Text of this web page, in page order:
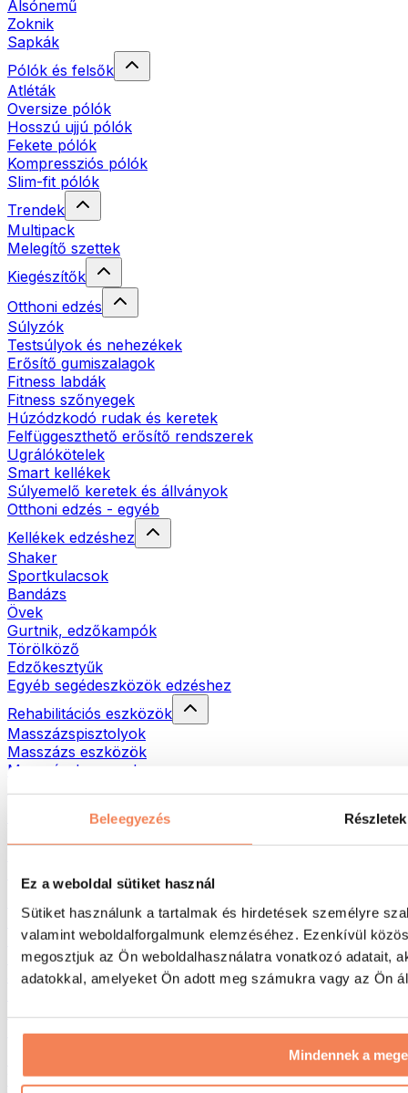
Beleegyezés Részletek
Ez a weboldal sütiket használ
Sütiket használunk a tartalmak és hirdetések személyre
valamint weboldalforgalmunk elemzéséhez. Ezenkívül
megosztjuk az Ön weboldalhasználatra vonatkozó adatait,
adatokkal, amelyeket Ön adott meg számukra vagy az Ön
Mindennek a
Alsónemű
Zoknik
Sapkák
Pólók és felsők
Atléták
Oversize pólók
Hosszú ujjú pólók
Fekete pólók
Kompressziós pólók
Slim-fit pólók
Trendek
Multipack
Melegítő szettek
Kiegészítők
Otthoni edzés
Súlyzók
Testsúlyok és nehezékek
Erősítő gumiszalagok
Fitness labdák
Fitness szőnyegek
Húzódzkodó rudak és keretek
Felfüggeszthető erősítő rendszerek
Ugrálókötelek
Smart kellékek
Súlyemelő keretek és állványok
Otthoni edzés - egyéb
Kellékek edzéshez
Shaker
Sportkulacsok
Bandázs
Övek
Gurtnik, edzőkampók
Törölköző
Edzőkesztyűk
Egyéb segédeszközök edzéshez
Rehabilitációs eszközök
Masszázspisztolyok
Masszázs eszközök
Masszázshengerek
Táskák & hátizsákok
Hátizsákok
Futás
Küzdősportok
Kerékpározás
Jóga és pilates
Úszás
Túrázás
Vörösfény-terápia